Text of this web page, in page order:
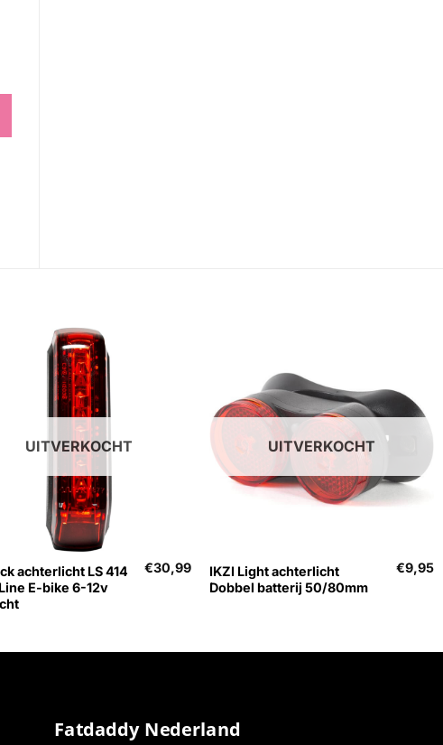
UITVERKOCHT
achterlicht LS 414
E-bike 6-12v
€30,99
UITVERKOCHT
IKZI Light achterlicht
Dobbel batterij 50/80mm
€9,95
Fatdaddy Nederland